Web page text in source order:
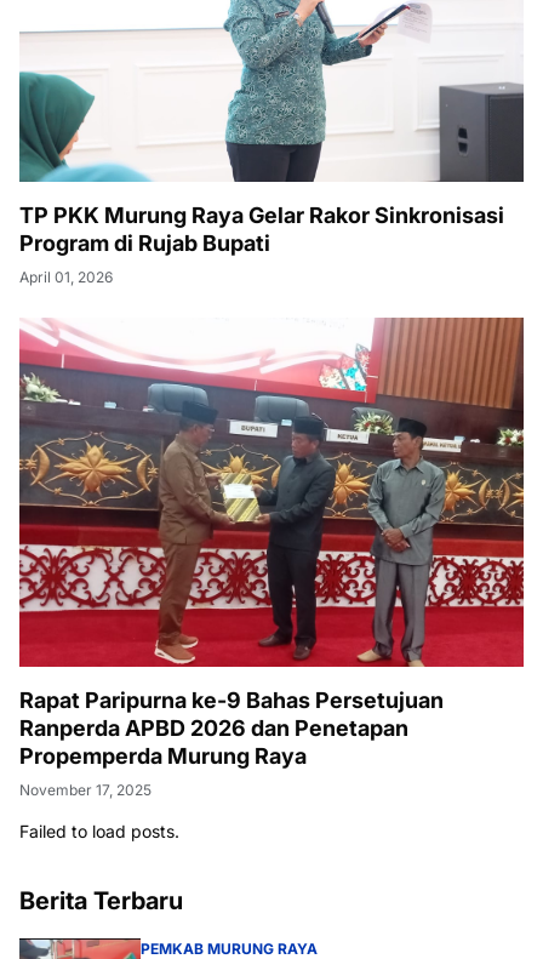
TP PKK Murung Raya Gelar Rakor Sinkronisasi
Program di Rujab Bupati
April 01, 2026
Rapat Paripurna ke-9 Bahas Persetujuan
Ranperda APBD 2026 dan Penetapan
Propemperda Murung Raya
November 17, 2025
Failed to load posts.
Berita Terbaru
PEMKAB MURUNG RAYA